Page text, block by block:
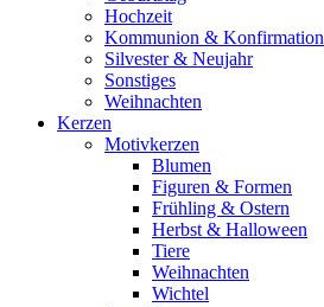
Hochzeit
Kommunion & Konfirmation
Silvester & Neujahr
Sonstiges
Weihnachten
Kerzen
Motivkerzen
Blumen
Figuren & Formen
Frühling & Ostern
Herbst & Halloween
Tiere
Weihnachten
Wichtel